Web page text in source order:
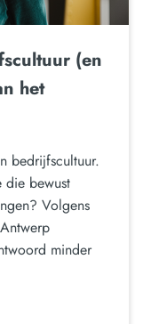
(en
het
bedrijfscultuur.
die bewust
Volgens
minder